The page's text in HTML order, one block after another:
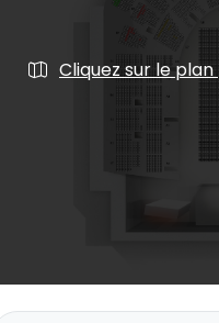
Cliquez sur le